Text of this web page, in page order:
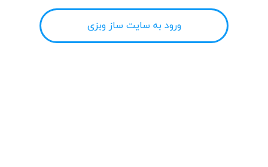
ورود به سایت ساز وبزی